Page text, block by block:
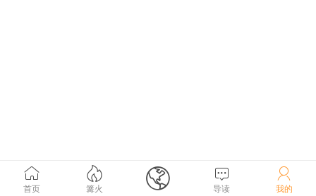

首页

篝火  
导读

我的